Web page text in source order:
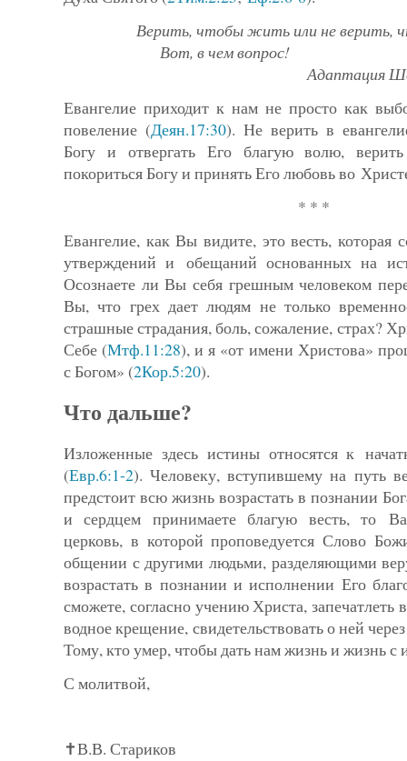
Верить, чтобы жить или не
Вот, в чем вопрос!
Адаптация
Евангелие приходит к нам не просто как
повеление (Деян.17:30). Не верить в
Богу и отвергать Его благую волю,
покориться Богу и принять Его любовь во
* * *
Евангелие, как Вы видите, это весть, которая
утверждений и обещаний основанных на
Осознаете ли Вы себя грешным человеком
Вы, что грех дает людям не только
страшные страдания, боль, сожаление, страх?
Себе (Мтф.11:28), и я «от имени Христова»
с Богом» (2Кор.5:20).
Что дальше?
Изложенные здесь истины относятся к
(Евр.6:1-2). Человеку, вступившему на путь
предстоит всю жизнь воз­растать в познании
и сердцем принимаете благую весть, то
церковь, в которой проповедуется Слово
общении с другими людьми, разделяющими
возрастать в познании и исполнении Его
сможете, согласно учению Христа, запечатлеть
водное крещение, свидетельствовать о ней
Тому, кто умер, чтобы дать нам жизнь и жизнь с
С молитвой,
✝В.В. Стариков